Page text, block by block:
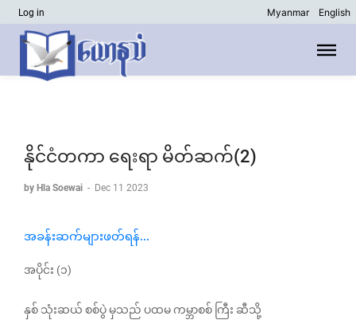
Log in Myanmar English
နိုင်ငံတကာ ရေးရာ မိတ်ဆက်(2)
by Hla Soewai - Dec 11 2023
အခန်းဆက်များဖတ်ရန်...
အပိုင်း (၁)
နှစ် သုံးဆယ် စစ်ပွဲ မှသည် ပထမ ကမ္ဘာစစ် ကြီး ဆီသို့